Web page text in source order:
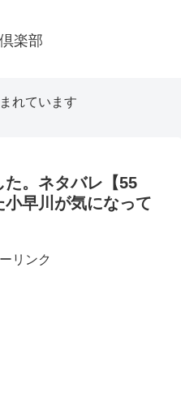
楽部
れています
た。ネタバレ【55
早川が気になって
リンク